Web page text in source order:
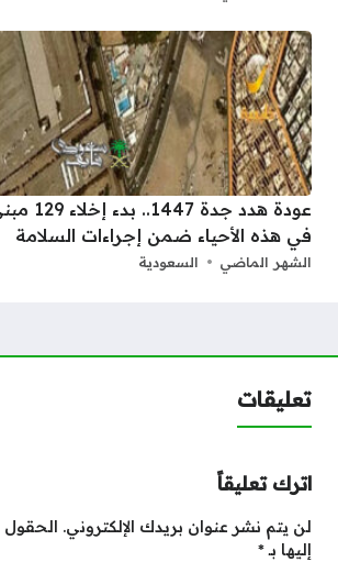
عودة هدد
في هذه الأحياء ضمن إجراءات السلامة
الشهر الماضي السعودية
تعليقات
اترك تعليقاً
لن يتم نشر عنوان بريدك الإلكتروني. الحقول
إليها بـ*